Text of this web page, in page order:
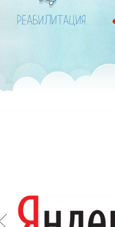
РЕАБИЛИТАЦИЯ
Prev